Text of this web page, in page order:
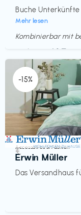
Buche
Mehr lesen
Kombinierbar mit
Endet in
<60 Tagen
-15%
Accessoires & Fashion
Erwin Müller
Das Versandhaus
€‎